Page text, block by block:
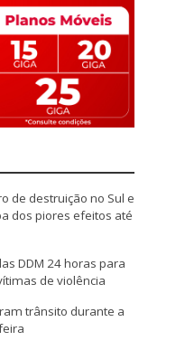
de destruição no Sul e
dos piores efeitos até
DDM 24 horas para
de violência
trânsito durante a